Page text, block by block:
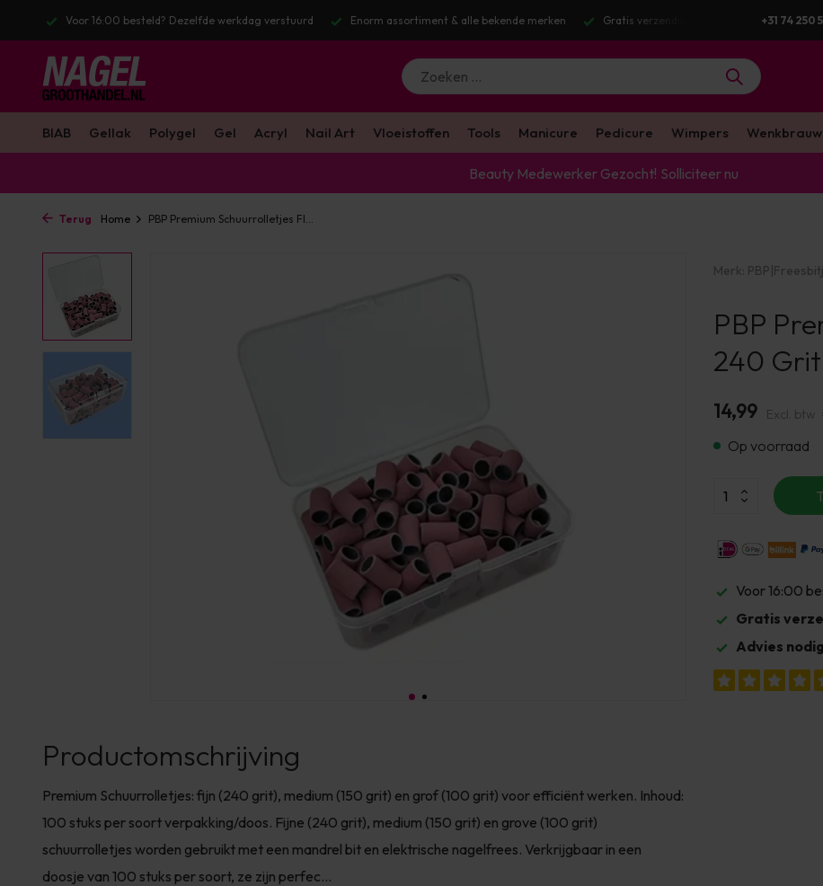
verstuurd Enorm assortiment & alle bekende merken Gratis verzending v.a. €100 excl. BTW Voor 16:00 besteld? Dezelfde werkdag+31 74 250
BIAB Gellak Polygel Gel Acryl Nail Art Vloeistoffen Tools Manicure Pedicure Wimpers
Beauty Medewerker Gezocht! Solliciteer nu
Terug Home PBP Premium Schuurrolletjes FI...
Productomschrijving
Premium Schuurrolletjes: fijn (240 grit), medium (150 grit) en grof (100 grit) voor efficiënt werken. Inhoud:
100 stuks per soort verpakking/doos. Fijne (240 grit), medium (150 grit) en grove (100 grit)
schuurrolletjes worden gebruikt met een mandrel bit en elektrische nagelfrees. Verkrijgbaar in een
doosje van 100 stuks per soort, ze zijn perfec...
Merk: PBP|
PBP
240
14,99 Excl. btw
Op voorraad
Voor 16:00
Gratis
Advies